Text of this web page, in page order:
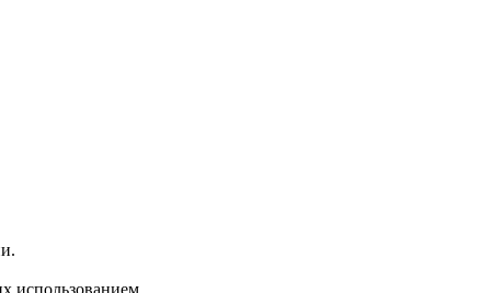
использованием.